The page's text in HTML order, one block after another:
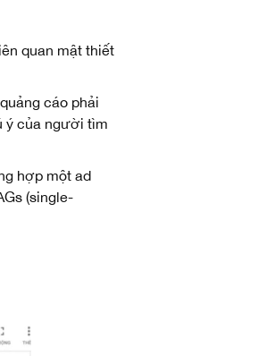
quan mật thiết
cáo phải
ý của người tìm
hợp một ad
(single-